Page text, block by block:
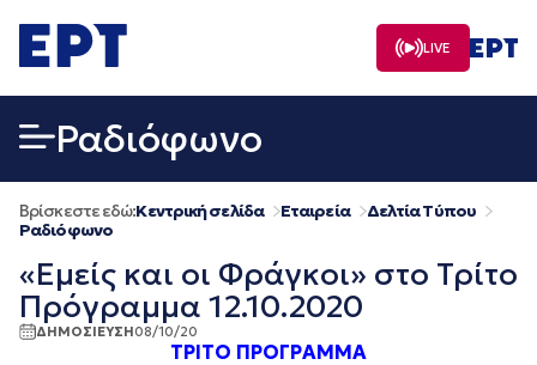
σε
περιεχόμενο
LIVE
Ραδιόφωνο
Βρίσκεστε εδώ:Κεντρική σελίδα Εταιρεία
Δελτία Τύπου
Ραδιόφωνο
«Εμείς και οι Φράγκοι» στο Τρίτο
Πρόγραμμα 12.10.2020
ΔΗΜΟΣΙΕΥΣΗ08/10/20
ΤΡΙΤΟ ΠΡΟΓΡΑΜΜΑ